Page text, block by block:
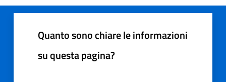
Quanto sono chiare le informazioni
su questa pagina?